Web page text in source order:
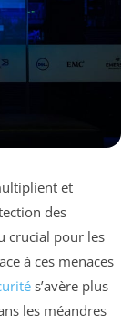
et
des
crucial pour les
à ces menaces
s’avère plus
les méandres